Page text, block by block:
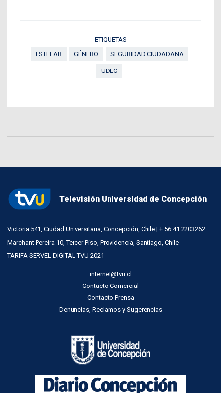
ETIQUETAS
ESTELAR
GÉNERO SEGURIDAD CIUDADANA
UDEC
Televisión Universidad de Concepción
Victoria 541, Ciudad Universitaria, Concepción, Chile | + 56 41 2203262
Marchant Pereira 10, Tercer Piso, Providencia, Santiago, Chile
TARIFA SERVEL DIGITAL TVU 2021
internet@tvu.cl
Contacto Comercial
Contacto Prensa
Denuncias, Reclamos y Sugerencias